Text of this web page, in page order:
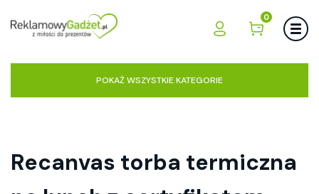
0
POKAŻ WSZYSTKIE KATEGORIE
Recanvas torba termiczna